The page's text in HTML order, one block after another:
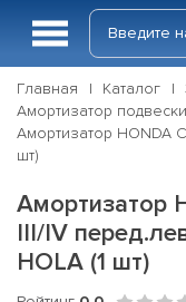
Главная Каталог
Амортизатор подвески
Амортизатор HONDA
шт)
Амортизатор
III/IV
HOLA (1 шт)